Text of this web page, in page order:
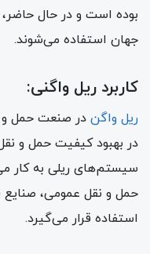
بوده است و در حال
جهان استفاده می‌شوند.
کاربرد ریل واگنی:
ریل واگن در صنعت حمل و
در بهبود کیفیت حمل و
سیستم‌های ریلی به کار
حمل و نقل عمومی، صنایع
استفاده قرار می‌گیرد.